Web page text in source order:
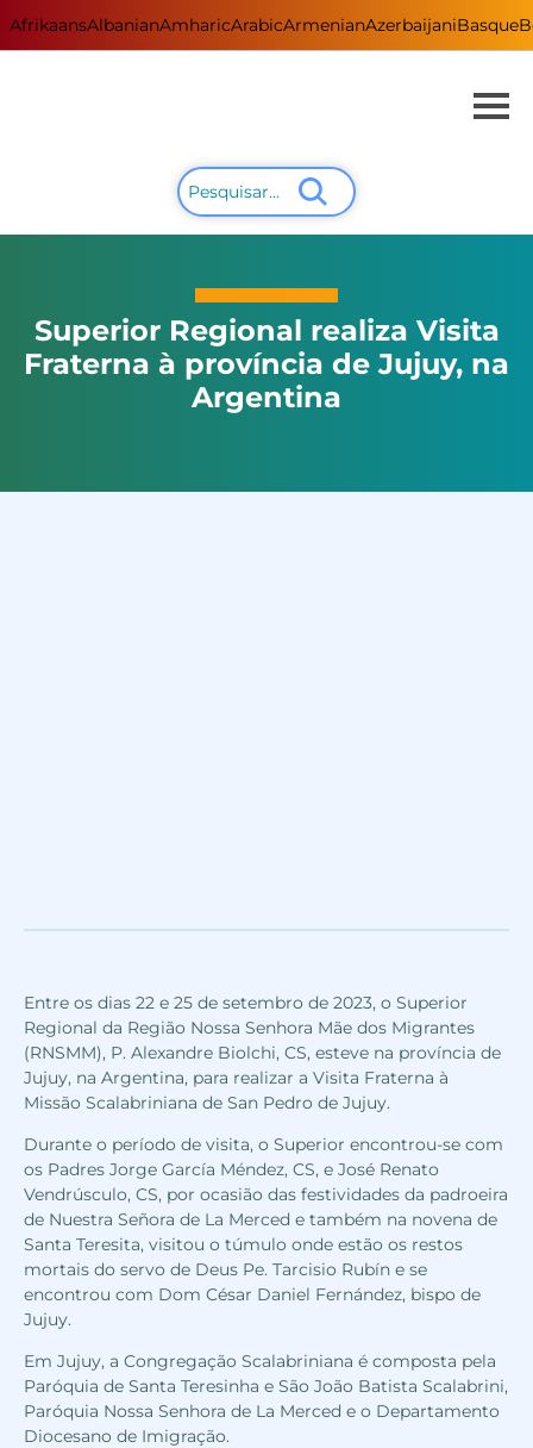
AfrikaansAlbanianAmharicArabicArmenianAzerbaijaniBasque
Superior Regional realiza Visita
Fraterna à província de Jujuy, na
Argentina
Entre os dias 22 e 25 de setembro de 2023, o Superior
Regional da Região Nossa Senhora Mãe dos Migrantes
(RNSMM), P. Alexandre Biolchi, CS, esteve na província de
Jujuy, na Argentina, para realizar a Visita Fraterna à
Missão Scalabriniana de San Pedro de Jujuy.
Durante o período de visita, o Superior encontrou-se com
os Padres Jorge García Méndez, CS, e José Renato
Vendrúsculo, CS, por ocasião das festividades da padroeira
de Nuestra Señora de La Merced e também na novena de
Santa Teresita, visitou o túmulo onde estão os restos
mortais do servo de Deus Pe. Tarcisio Rubín e se
encontrou com Dom César Daniel Fernández, bispo de
Jujuy.
Em Jujuy, a Congregação Scalabriniana é composta pela
Paróquia de Santa Teresinha e São João Batista Scalabrini,
Paróquia Nossa Senhora de La Merced e o Departamento
Diocesano de Imigração.